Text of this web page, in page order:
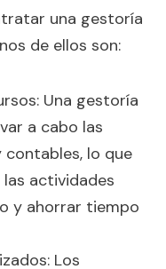
una gestoría
de ellos son:
Una gestoría
a cabo las
lo que
actividades
y ahorrar tiempo
Los